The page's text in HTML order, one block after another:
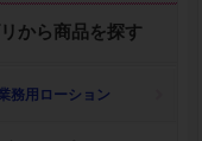
から商品を探す
務用ローション